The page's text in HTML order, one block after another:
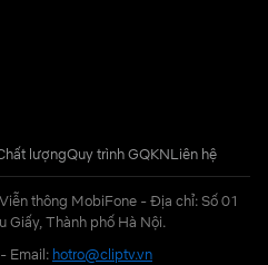
lượngQuy trình GQKNLiên hệ
thông MobiFone - Địa chỉ: Số 01
Giấy, Thành phố Hà Nội.
Email: hotro@cliptv.vn